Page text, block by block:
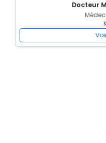
Docteur